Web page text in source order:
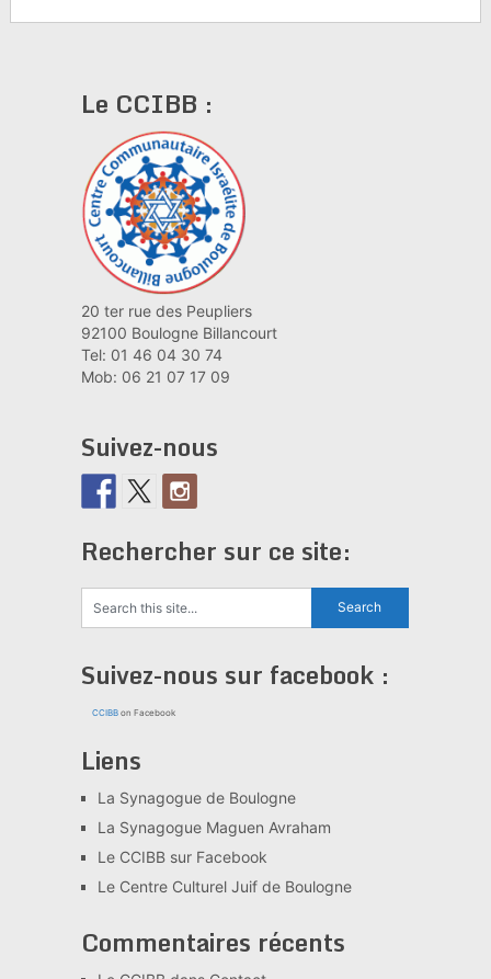
Le CCIBB :
20 ter rue des Peupliers
92100 Boulogne Billancourt
Tel: 01 46 04 30 74
Mob: 06 21 07 17 09
Suivez-nous
Rechercher sur ce site:
Suivez-nous sur facebook :
CCIBBon Facebook
Liens
La Synagogue de Boulogne
La Synagogue Maguen Avraham
Le CCIBB sur Facebook
Le Centre Culturel Juif de Boulogne
Commentaires récents